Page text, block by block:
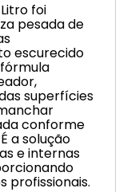
foi
pesada de
escurecido
superfícies
conforme
a solução
e internas
profissionais.